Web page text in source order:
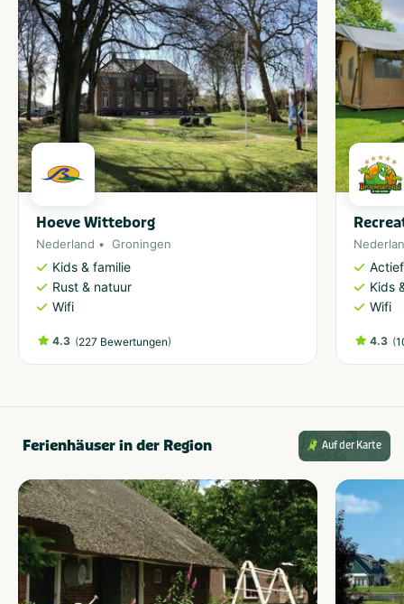
Hoeve Witteborg
Nederland Groningen
Kids & familie
Rust & natuur
Wifi
4.3 (227 Bewertungen)
Kids
Wifi
4.3 (
Ferienhäuser in der Region Auf der Karte